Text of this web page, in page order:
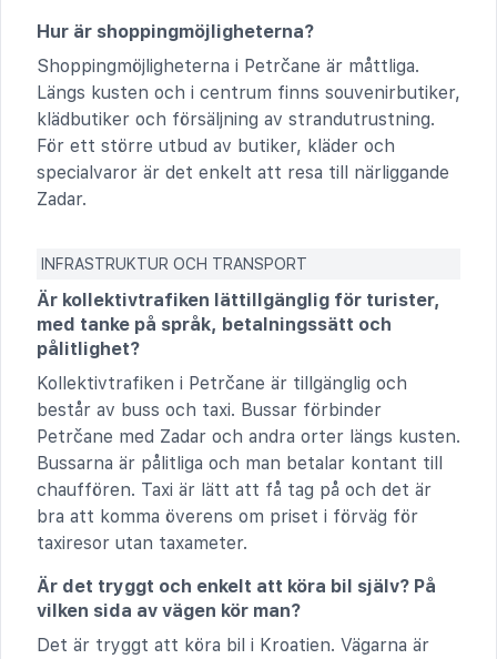
Hur är shoppingmöjligheterna?
Shoppingmöjligheterna i Petrčane är måttliga.
Längs kusten och i centrum finns souvenirbutiker,
klädbutiker och försäljning av strandutrustning.
För ett större utbud av butiker, kläder och
specialvaror är det enkelt att resa till närliggande
Zadar.
INFRASTRUKTUR OCH TRANSPORT
Är kollektivtrafiken lättillgänglig för turister,
med tanke på språk, betalningssätt och
pålitlighet?
Kollektivtrafiken i Petrčane är tillgänglig och
består av buss och taxi. Bussar förbinder
Petrčane med Zadar och andra orter längs kusten.
Bussarna är pålitliga och man betalar kontant till
chauffören. Taxi är lätt att få tag på och det är
bra att komma överens om priset i förväg för
taxiresor utan taxameter.
Är det tryggt och enkelt att köra bil själv? På
vilken sida av vägen kör man?
Det är tryggt att köra bil i Kroatien. Vägarna är